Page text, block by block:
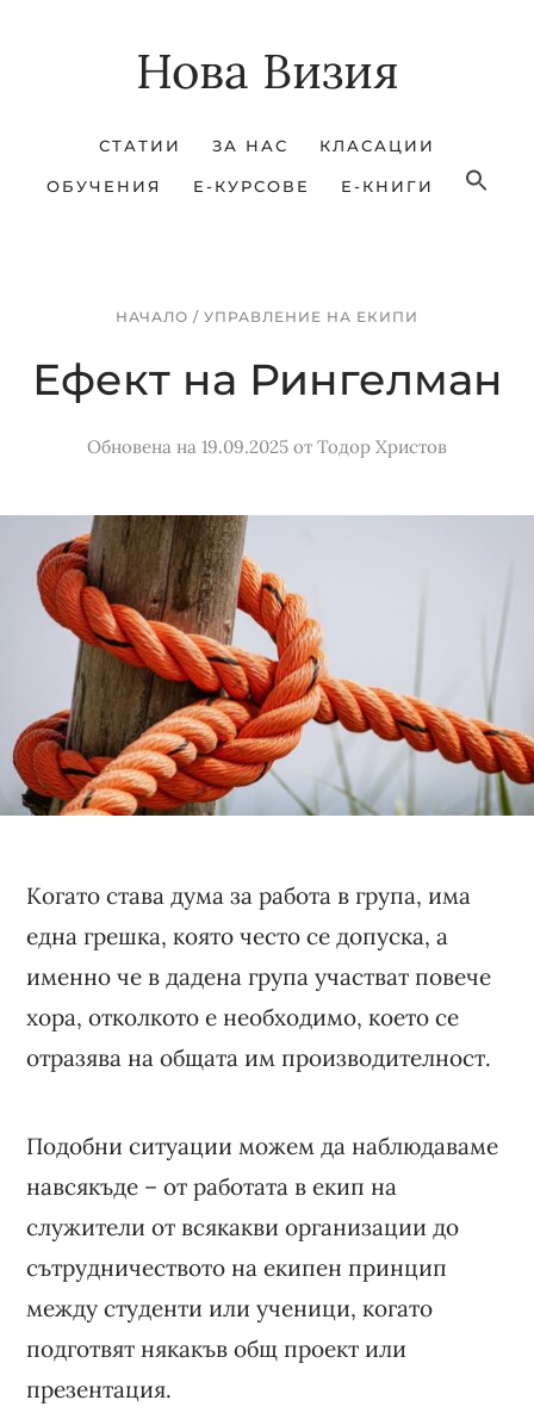
Нова Визия
СТАТИИ ЗА НАС КЛАСАЦИИ
ОБУЧЕНИЯ Е-КУРСОВЕ Е-КНИГИ
НАЧАЛО / УПРАВЛЕНИЕ НА ЕКИПИ
Ефект на Рингелман
Обновена на 19.09.2025 от Тодор Христов
Когато става дума за работа в група, има
една грешка, която често се допуска, а
именно че в дадена група участват повече
хора, отколкото е необходимо, което се
отразява на общата им производителност.
Подобни ситуации можем да наблюдаваме
навсякъде – от работата в екип на
служители от всякакви организации до
сътрудничеството на екипен принцип
между студенти или ученици, когато
подготвят някакъв общ проект или
презентация.